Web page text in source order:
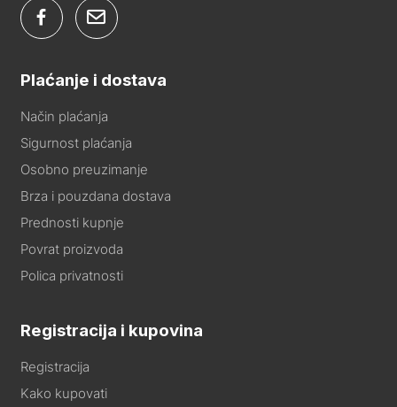
Plaćanje i dostava
Način plaćanja
Sigurnost plaćanja
Osobno preuzimanje
Brza i pouzdana dostava
Prednosti kupnje
Povrat proizvoda
Polica privatnosti
Registracija i kupovina
Registracija
Kako kupovati